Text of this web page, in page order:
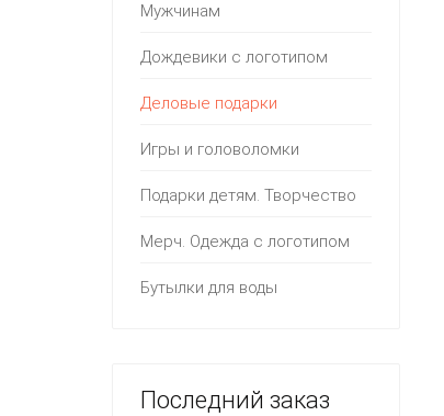
Мужчинам
Дождевики с логотипом
Деловые подарки
Игры и головоломки
Подарки детям. Творчество
Мерч. Одежда с логотипом
Бутылки для воды
Последний заказ